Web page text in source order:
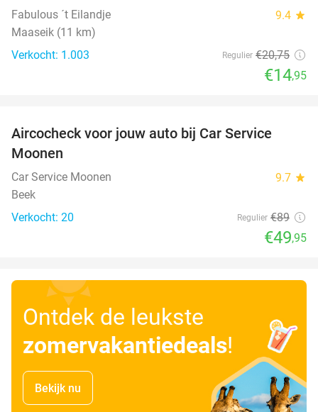
Fabulous ´t Eilandje 9.4 star
Maaseik (11 km)
Verkocht: 1.003
Regulier €20,75
€14,95
Aircocheck voor jouw auto bij Car Service
Moonen
Car Service Moonen 9.7 star
Beek
Verkocht: 20
Regulier €89
€49,95
Ontdek de leukste
zomervakantiedeals!
Bekijk nu